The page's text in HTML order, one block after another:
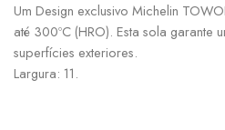
Um Design exclusivo Michelin
até 300ºC (HRO). Esta sola
superfícies exteriores.
Largura: 11.